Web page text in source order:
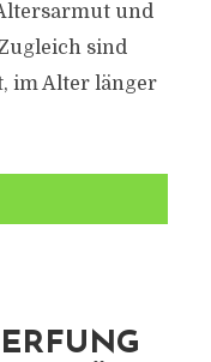
und
sind
im Alter länger